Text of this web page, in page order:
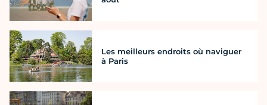
Les meilleurs endroits où naviguer
à Paris